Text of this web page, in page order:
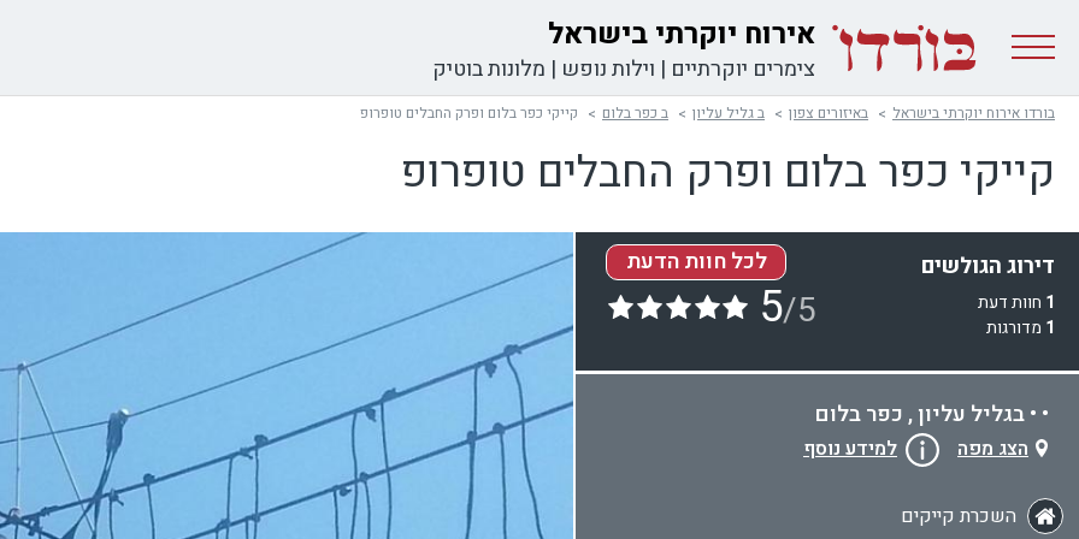
אירוח יוקרתי בישראל
צימרים יוקרתיים | וילות נופש | מלונות בוטיק
בורדו אירוח יוקרתי בישראל באיזורים צפון ב גליל עליון ב כפר בלום קייקי כפר בלום ופרק החבלים טופרופ
קייקי כפר בלום ופרק החבלים טופרופ
דירוג הגולשים
1 חוות דעת
1 מדורגות
לכל חוות הדעת
5/5
• • בגליל עליון , כפר בלום
הצג מפה למידע נוסף
השכרת קייקים